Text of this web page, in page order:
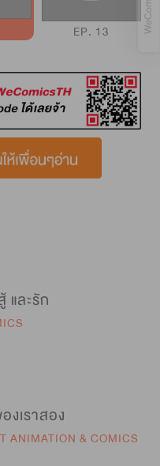
EP. 13
และรัก
งเราสอง
ANIMATION & COMICS